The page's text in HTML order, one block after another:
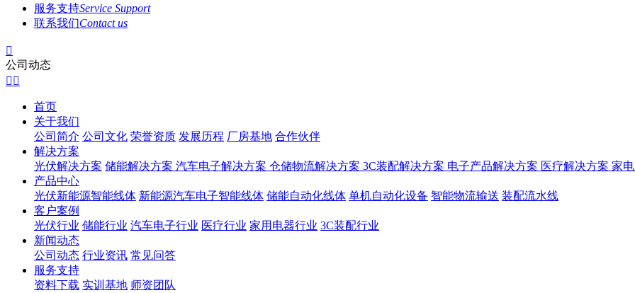
服务支持Service Support
联系我们Contact us

公司动态
 
首页
关于我们
公司简介 公司文化 荣誉资质 发展历程 厂房基地 合作伙伴
解决方案
光伏解决方案 储能解决方案 汽车电子解决方案 仓储物流解决方案 3C装配解决方案 电子产品解决方案 医疗解决方案 家
产品中心
光伏新能源智能线体 新能源汽车电子智能线体 储能自动化线体 单机自动化设备 智能物流输送 装配流水线
客户案例
光伏行业 储能行业 汽车电子行业 医疗行业 家用电器行业 3C装配行业
新闻动态
公司动态 行业资讯 常见问答
服务支持
资料下载 实训基地 师资团队